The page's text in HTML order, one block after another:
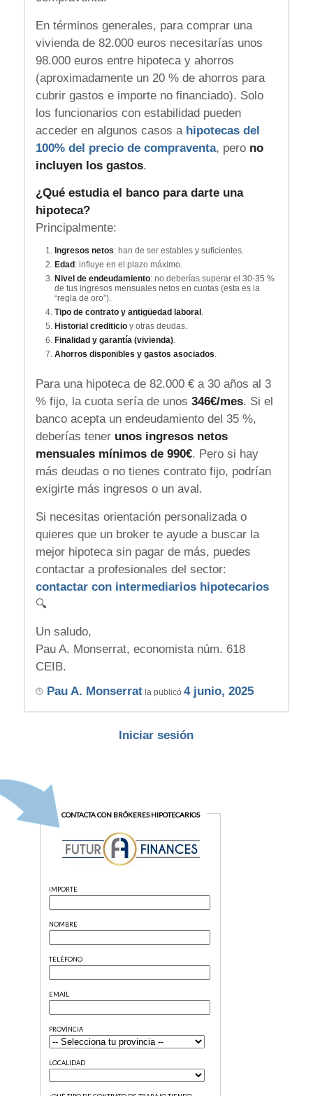
En términos generales, para comprar una
vivienda de 82.000 euros necesitarías unos
98.000 euros entre hipoteca y ahorros
(aproximadamente un 20 % de ahorros para
cubrir gastos e importe no financiado). Solo
los funcionarios con estabilidad pueden
acceder en algunos casos a hipotecas del
100% del precio de compraventa, pero no
incluyen los gastos.
¿Qué estudia el banco para darte una
hipoteca?
Principalmente:
Ingresos netos: han de ser estables y suficientes.
Edad : influye en el plazo máximo.
Nivel de endeudamiento: no deberías superar el 30-35 %
de tus ingresos mensuales netos en cuotas (esta es la
“regla de oro”).
Tipo de contrato y antigüedad laboral .
Historial crediticioy otras deudas.
Finalidad y garantía (vivienda).
Ahorros disponibles y gastos asociados.
Para una hipoteca de 82.000 € a 30 años al 3
% fijo, la cuota sería de unos 346€/mes. Si el
banco acepta un endeudamiento del 35 %,
deberías tener unos ingresos netos
mensuales mínimos de 990€. Pero si hay
más deudas o no tienes contrato fijo, podrían
exigirte más ingresos o un aval.
Si necesitas orientación personalizada o
quieres que un broker te ayude a buscar la
mejor hipoteca sin pagar de más, puedes
contactar a profesionales del sector:
contactar con intermediarios hipotecarios
🔍
Un saludo,
Pau A. Monserrat, economista núm. 618
CEIB.
Pau A. Monserratla publicó 4 junio, 2025
Iniciar sesión